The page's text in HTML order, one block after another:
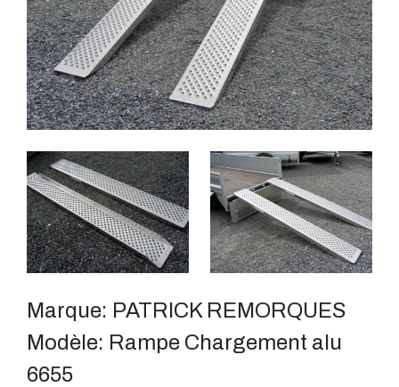
Marque: PATRICK REMORQUES
Modèle: Rampe Chargement alu
6655